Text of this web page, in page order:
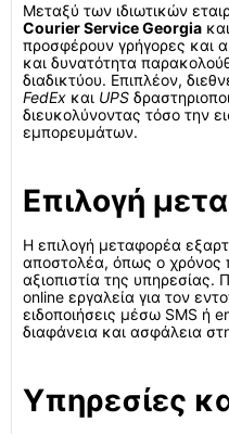
Μεταξύ των ιδιωτικών
Courier Service Georgia και
προσφέρουν γρήγορες και
και δυνατότητα
διαδικτύου. Επιπλέον,
FedEx και UPS
διευκολύνοντας τόσο την
εμπορευμάτων.
Επιλογή
Η επιλογή μεταφορέα
αποστολέα, όπως ο χρόνος
αξιοπιστία της υπηρεσίας.
online εργαλεία για τον
ειδοποιήσεις μέσω SMS ή
διαφάνεια και ασφάλεια
Υπηρεσίες